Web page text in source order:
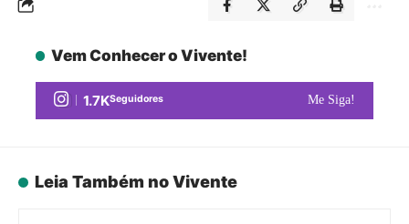
Vem Conhecer o Vivente!
1.7KSeguidores Me Siga!
Leia Também no Vivente